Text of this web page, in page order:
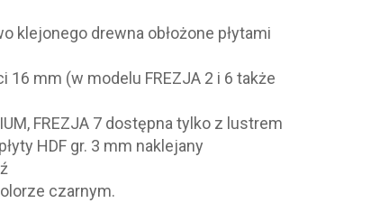
klejonego drewna obłożone płytami
16 mm (w modelu FREZJA 2 i 6 także
FREZJA 7 dostępna tylko z lustrem
HDF gr. 3 mm naklejany
czarnym.